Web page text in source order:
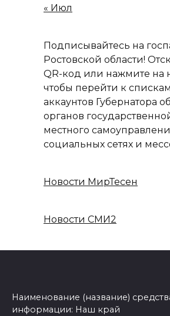
« Июл
Подписывайтесь на
Ростовской области!
QR-код или нажмите на
чтобы перейти к спискам
аккаунтов Губернатора
органов
местного
социальных сетях и
Новости МирТесен
Новости СМИ2
Наименование (название)
информации: Наш край